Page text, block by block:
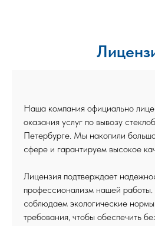
Наша компания официально
оказания услуг по вывозу
Петербурге. Мы накопили
сфере и гарантируем высокое
Лицензия подтверждает
профессионализм нашей
соблюдаем экологические
требования, чтобы обеспечить